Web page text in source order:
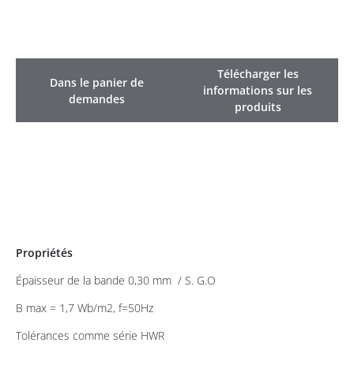
Dans le panier de
demandes
Télécharger les
informations sur les
produits
Propriétés
Épaisseur de la bande 0,30 mm / S. G.O
B max = 1,7 Wb/m2, f=50Hz
Tolérances comme série HWR